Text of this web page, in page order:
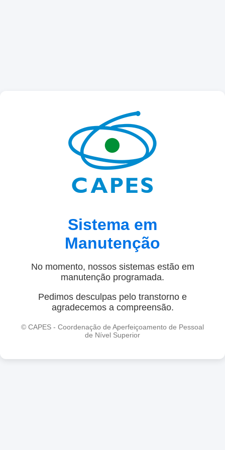
Sistema em
Manutenção
No momento, nossos sistemas estão em
manutenção programada.
Pedimos desculpas pelo transtorno e
agradecemos a compreensão.
© CAPES - Coordenação de Aperfeiçoamento de Pessoal
de Nível Superior